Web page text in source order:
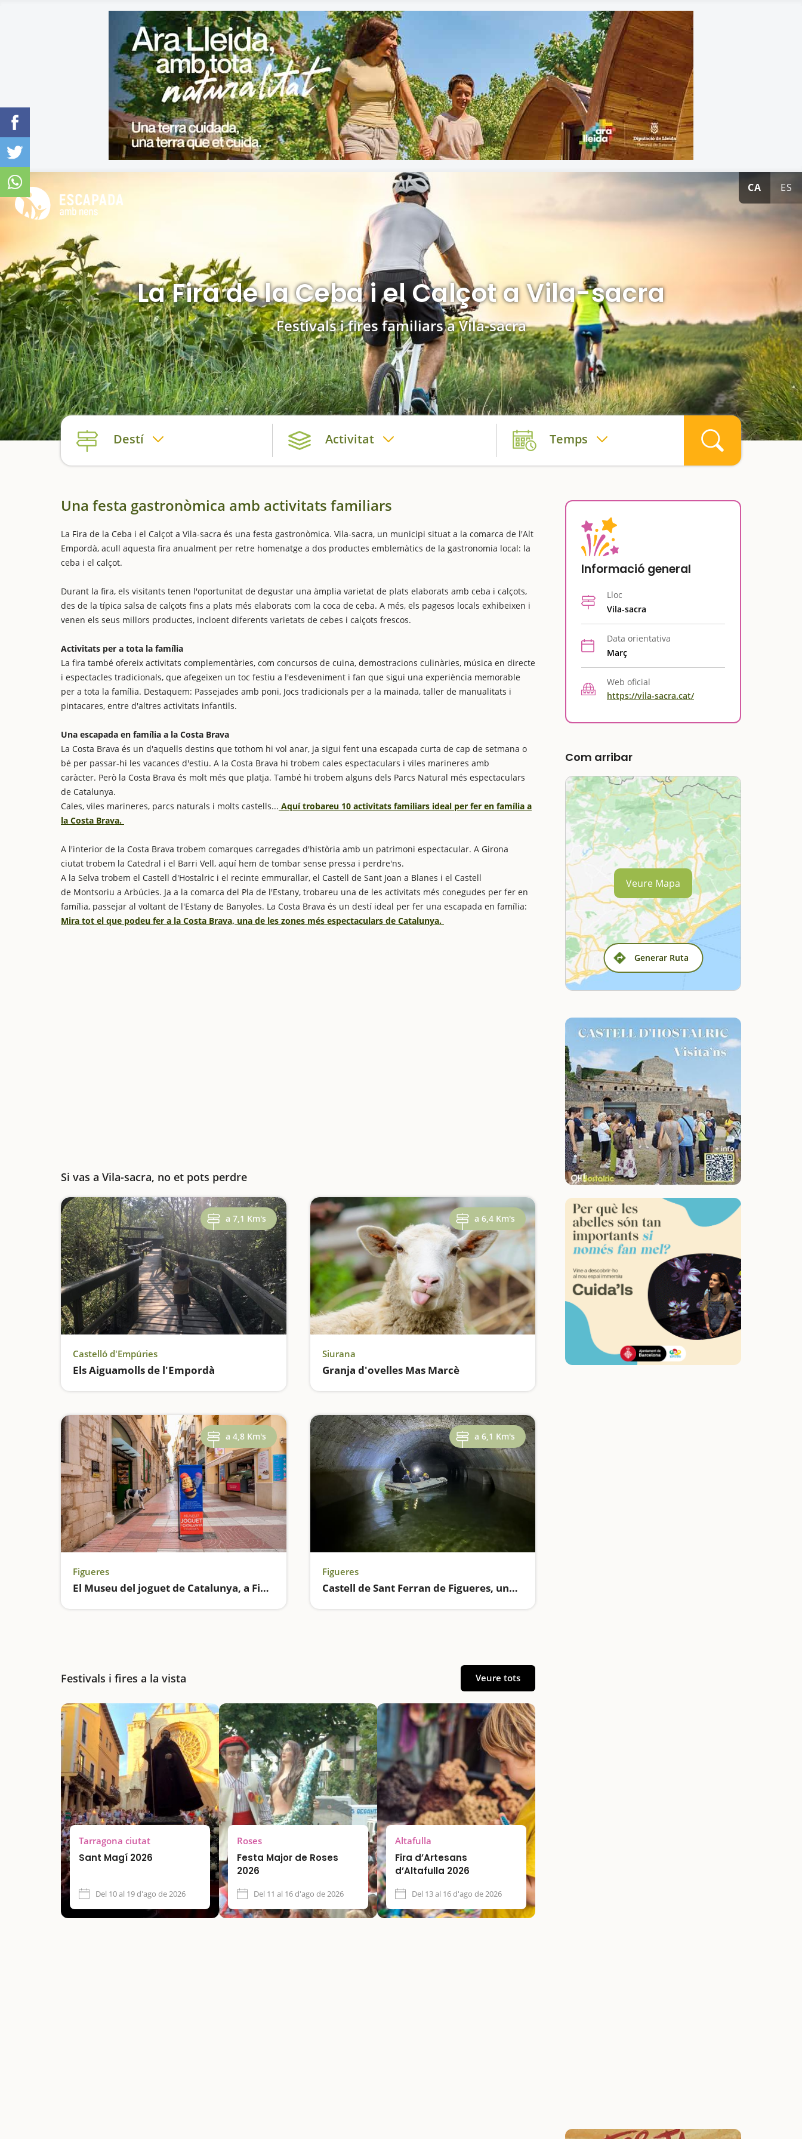
CA ES
La Fira de la Ceba i el Calçot a Vila-sacra
Festivals i fires familiars a Vila-sacra
Destí Activitat Temps
Una festa gastronòmica amb activitats familiars
La Fira de la Ceba i el Calçot a Vila-sacra és una festa gastronòmica. Vila-sacra, un municipi situat a la comarca de l'Alt
Empordà, acull aquesta fira anualment per retre homenatge a dos productes emblemàtics de la gastronomia local: la
ceba i el calçot.
Durant la fira, els visitants tenen l'oportunitat de degustar una àmplia varietat de plats elaborats amb ceba i calçots,
des de la típica salsa de calçots fins a plats més elaborats com la coca de ceba. A més, els pagesos locals exhibeixen i
venen els seus millors productes, incloent diferents varietats de cebes i calçots frescos.
Activitats per a tota la família
La fira també ofereix activitats complementàries, com concursos de cuina, demostracions culinàries, música en directe
i espectacles tradicionals, que afegeixen un toc festiu a l'esdeveniment i fan que sigui una experiència memorable
per a tota la família. Destaquem: Passejades amb poni, Jocs tradicionals per a la mainada, taller de manualitats i
pintacares, entre d'altres activitats infantils.
Una escapada en família a la Costa Brava
La Costa Brava és un d'aquells destins que tothom hi vol anar, ja sigui fent una escapada curta de cap de setmana o
bé per passar-hi les vacances d'estiu. A la Costa Brava hi trobem cales espectaculars i viles marineres amb
caràcter. Però la Costa Brava és molt més que platja. També hi trobem alguns dels Parcs Natural més espectaculars
de Catalunya.
Cales, viles marineres, parcs naturals i molts castells... Aquí trobareu 10 activitats familiars ideal per fer en família a
la Costa Brava.
A l'interior de la Costa Brava trobem comarques carregades d'història amb un patrimoni espectacular. A Girona
ciutat trobem la Catedral i el Barri Vell, aquí hem de tombar sense pressa i perdre'ns.
A la Selva trobem el Castell d'Hostalric i el recinte emmurallar, el Castell de Sant Joan a Blanes i el Castell
de Montsoriu a Arbúcies. Ja a la comarca del Pla de l'Estany, trobareu una de les activitats més conegudes per fer en
família, passejar al voltant de l'Estany de Banyoles. La Costa Brava és un destí ideal per fer una escapada en família:
Mira tot el que podeu fer a la Costa Brava, una de les zones més espectaculars de Catalunya.
Si vas a Vila-sacra, no et pots perdre
a 7,1 Km's
Castelló d'Empúries
Els Aiguamolls de l'Empordà
a 6,4 Km's
Siurana
Granja d'ovelles Mas Marcè
a 4,8 Km's
Figueres
El Museu del joguet de Catalunya, a Figueres
a 6,1 Km's
Figueres
Castell de Sant Ferran de Figueres, una visita amb bus elèctric i zodiac
Festivals i fires a la vista Veure tots
Tarragona ciutat
Sant Magí 2026
Del 10 al 19 d'ago de 2026
Roses
Festa Major de Roses
2026
Del 11 al 16 d'ago de 2026
Altafulla
Fira d’Artesans
d’Altafulla 2026
Del 13 al 16 d'ago de 2026
Informació general
Lloc
Vila-sacra
Data orientativa
Març
Web oficial
https://vila-sacra.cat/
Com arribar
Generar Ruta
Veure Mapa